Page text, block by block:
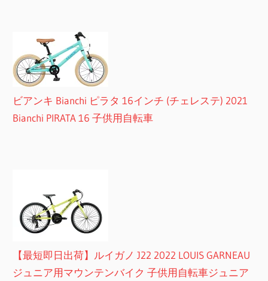
ビアンキ Bianchi ピラタ 16インチ (チェレステ) 2021
Bianchi PIRATA 16 子供用自転車
【最短即日出荷】ルイガノ J22 2022 LOUIS GARNEAU
ジュニア用マウンテンバイク 子供用自転車ジュニア